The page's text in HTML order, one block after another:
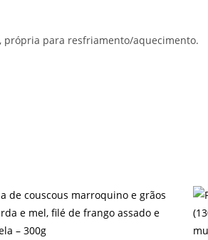
própria para resfriamento/aquecimento.